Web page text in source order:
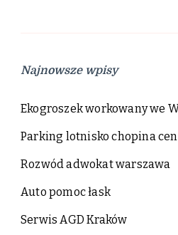
Najnowsze wpisy
Ekogroszek workowany we
Parking lotnisko chopina
Rozwód adwokat warszawa
Auto pomoc łask
Serwis AGD Kraków